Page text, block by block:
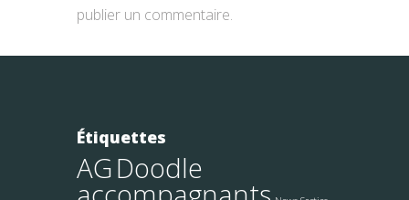
publier un commentaire.
Étiquettes
AGDoodle